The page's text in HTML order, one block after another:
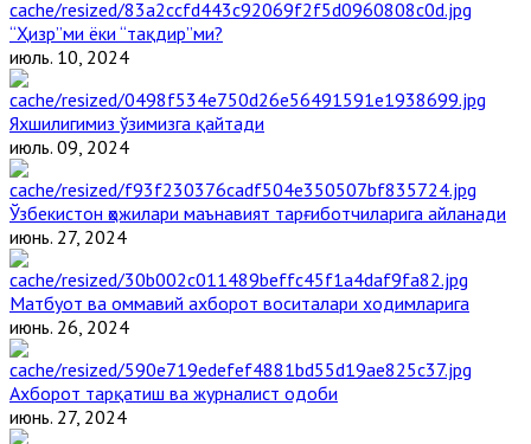
“Ҳизр”ми ёки “тақдир”ми?
июль. 10, 2024
Яхшилигимиз ўзимизга қайтади
июль. 09, 2024
Ўзбекистон ҳожилари маънавият тарғиботчиларига айланади
июнь. 27, 2024
Матбуот ва оммавий ахборот воситалари ходимларига
июнь. 26, 2024
Ахборот тарқатиш ва журналист одоби
июнь. 27, 2024